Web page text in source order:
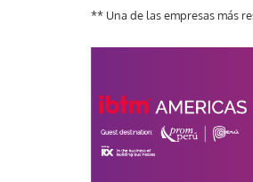
** Una de las empresas más